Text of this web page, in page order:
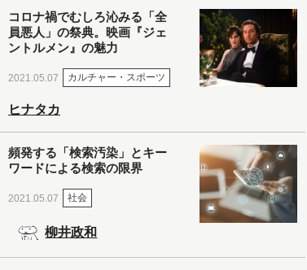
コロナ禍でむしろ沁みる「全
員悪人」の祭典。映画『ジェ
ントルメン』の魅力
2021.05.07 カルチャー・スポーツ
ヒナタカ
頻発する「検索汚染」とキー
ワードによる検索の限界
2021.05.07 社会
柳井政和